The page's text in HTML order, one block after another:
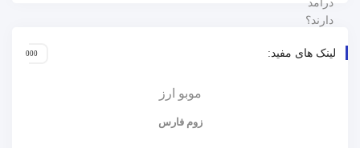
لینک های مفید:
موبو ارز
زوم فارس